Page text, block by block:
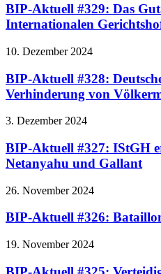
BIP-Aktuell #329: Das
Internationalen
10. Dezember 2024
BIP-Aktuell #328:
Verhinderung von
3. Dezember 2024
BIP-Aktuell #327: IStGH
Netanyahu und Gallant
26. November 2024
BIP-Aktuell #326:
19. November 2024